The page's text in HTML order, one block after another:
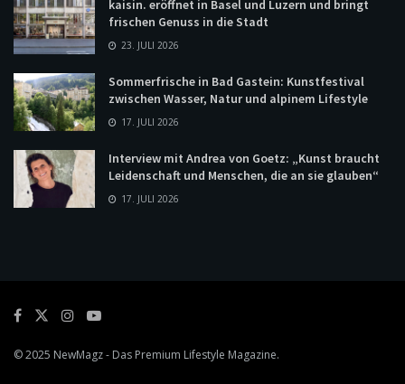
kaisin. eröffnet in Basel und Luzern und bringt
frischen Genuss in die Stadt
23. JULI 2026
Sommerfrische in Bad Gastein: Kunstfestival
zwischen Wasser, Natur und alpinem Lifestyle
17. JULI 2026
Interview mit Andrea von Goetz: „Kunst braucht
Leidenschaft und Menschen, die an sie glauben“
17. JULI 2026
© 2025 NewMagz- Das Premium Lifestyle Magazine.